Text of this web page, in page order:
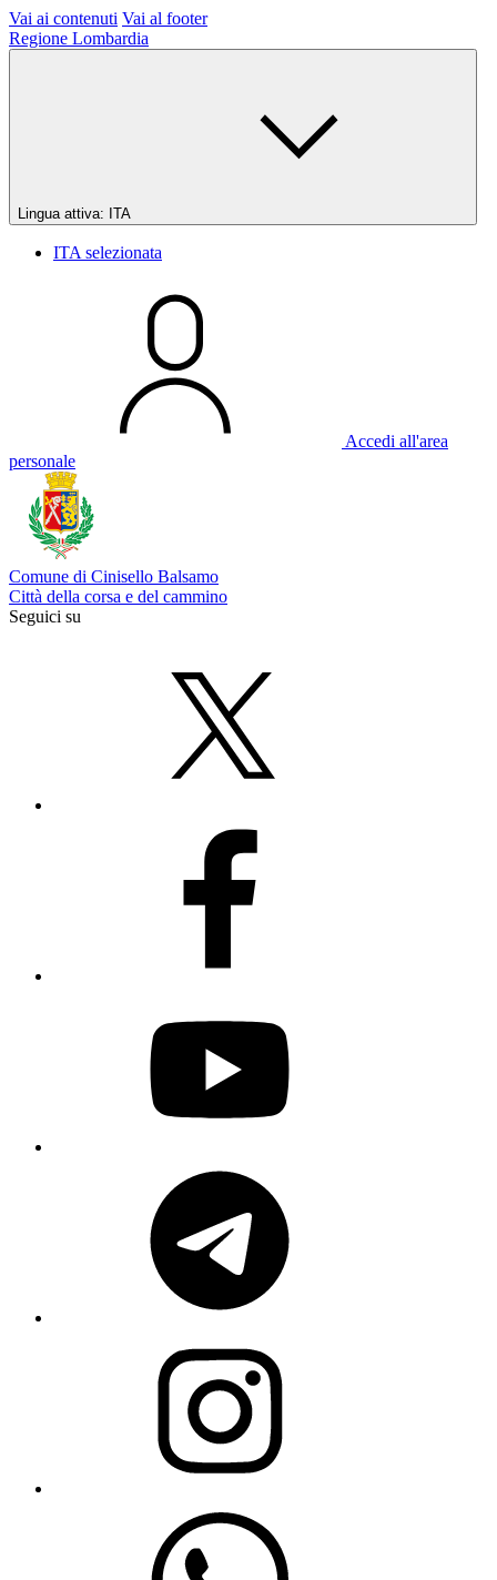
Vai ai contenuti Vai al footer
Regione Lombardia
Lingua attiva: ITA
ITA selezionata
Accedi all'area
personale
Comune di Cinisello Balsamo
Città della corsa e del cammino
Seguici su